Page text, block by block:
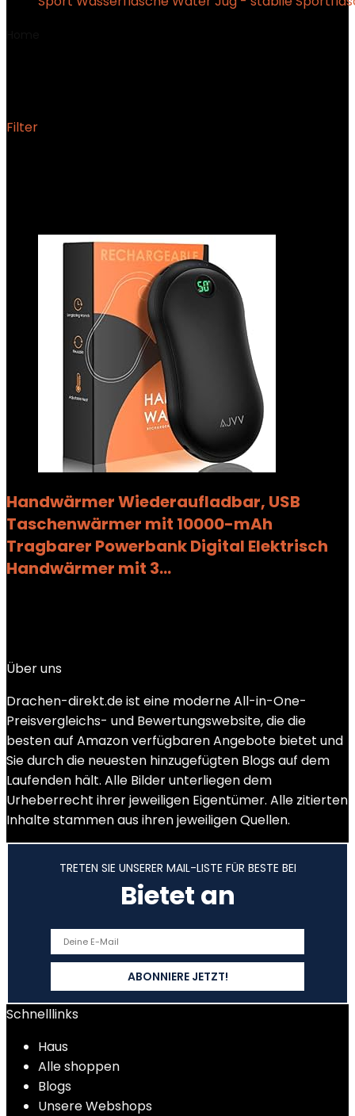
Filter
Handwärmer Wiederaufladbar, USB
Taschenwärmer mit 10000-mAh
Tragbarer Powerbank Digital Elektrisch
Handwärmer mit 3…
Über uns
Drachen-direkt.de ist eine moderne All-in-One-
Preisvergleichs- und Bewertungswebsite, die die
besten auf Amazon verfügbaren Angebote bietet und
Sie durch die neuesten hinzugefügten Blogs auf dem
Laufenden hält. Alle Bilder unterliegen dem
Urheberrecht ihrer jeweiligen Eigentümer. Alle zitierten
Inhalte stammen aus ihren jeweiligen Quellen.
TRETEN SIE UNSERER MAIL-LISTE FÜR BESTE BEI
Bietet an
Schnelllinks
Haus
Alle shoppen
Blogs
Unsere Webshops